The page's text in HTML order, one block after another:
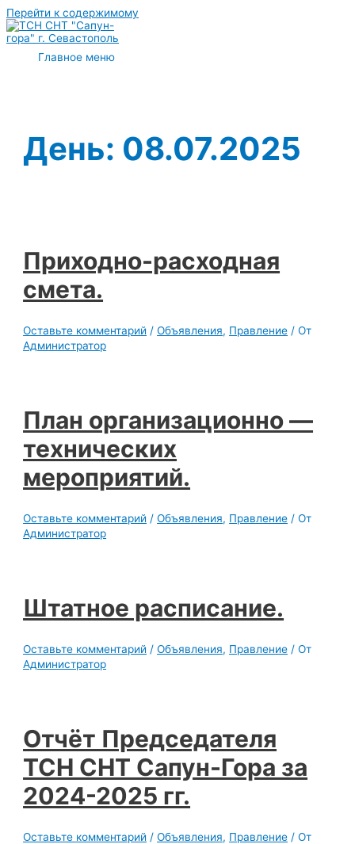
Перейти к содержимому
Главное меню
День: 08.07.2025
Приходно-расходная
смета.
Оставьте комментарий /Объявления, Правление / От
Администратор
План организационно —
технических
мероприятий.
Оставьте комментарий /Объявления, Правление / От
Администратор
Штатное расписание.
Оставьте комментарий /Объявления, Правление / От
Администратор
Отчёт Председателя
ТСН СНТ Сапун-Гора за
2024-2025 гг.
Оставьте комментарий /Объявления, Правление / От